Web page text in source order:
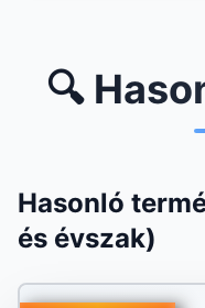
🔍
Hasonló
és évszak)